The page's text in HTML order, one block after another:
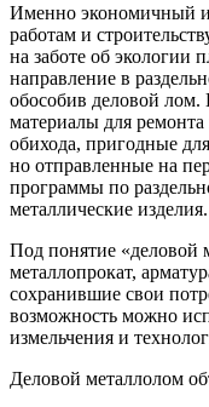
Именно экономичный
работам и
на заботе об экологии
направление в
обособив деловой
материалы для
обихода, пригодные
но отправленные на
программы по
металлические изделия.
Под понятие «деловой
металлопрокат,
сохранившие свои
возможность можно
измельчения и
Деловой металлолом